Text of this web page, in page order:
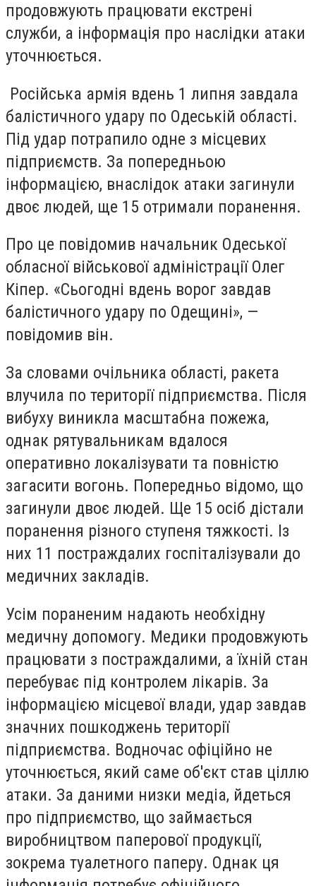
продовжують працювати екстрені
служби, а інформація про наслідки атаки
уточнюється.
Російська армія вдень 1 липня завдала
балістичного удару по Одеській області.
Під удар потрапило одне з місцевих
підприємств. За попередньою
інформацією, внаслідок атаки загинули
двоє людей, ще 15 отримали поранення.
Про це повідомив начальник Одеської
обласної військової адміністрації Олег
Кіпер. «Сьогодні вдень ворог завдав
балістичного удару по Одещині», —
повідомив він.
За словами очільника області, ракета
влучила по території підприємства. Після
вибуху виникла масштабна пожежа,
однак рятувальникам вдалося
оперативно локалізувати та повністю
загасити вогонь. Попередньо відомо, що
загинули двоє людей. Ще 15 осіб дістали
поранення різного ступеня тяжкості. Із
них 11 постраждалих госпіталізували до
медичних закладів.
Усім пораненим надають необхідну
медичну допомогу. Медики продовжують
працювати з постраждалими, а їхній стан
перебуває під контролем лікарів. За
інформацією місцевої влади, удар завдав
значних пошкоджень території
підприємства. Водночас офіційно не
уточнюється, який саме об'єкт став ціллю
атаки. За даними низки медіа, йдеться
про підприємство, що займається
виробництвом паперової продукції,
зокрема туалетного паперу. Однак ця